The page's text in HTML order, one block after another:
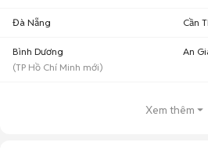
Đà Nẵng Cần
Bình Dương
(TP Hồ Chí Minh mới)
An
Xem thêm